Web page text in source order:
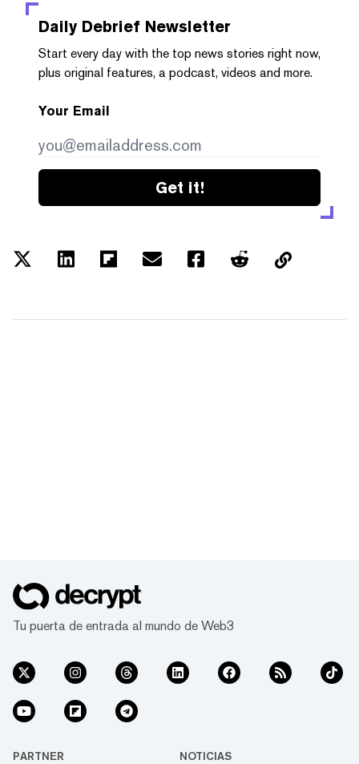
Daily Debrief Newsletter
Start every day with the top news stories right now,
plus original features, a podcast, videos and more.
Your Email
Get it!
Tu puerta de entrada al mundo de Web3
PARTNER NOTICIAS